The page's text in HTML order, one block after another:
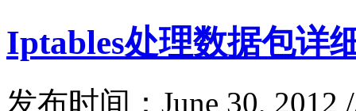
Iptables处理数据包详
发布时间：June 30, 2012